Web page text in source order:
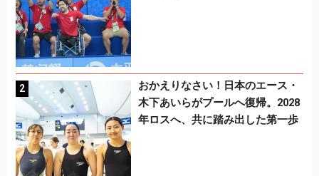
おかえりなさい！日本のエース・
木下あいらがプールへ復帰。2028
年ロスへ、共に踏み出した第一歩